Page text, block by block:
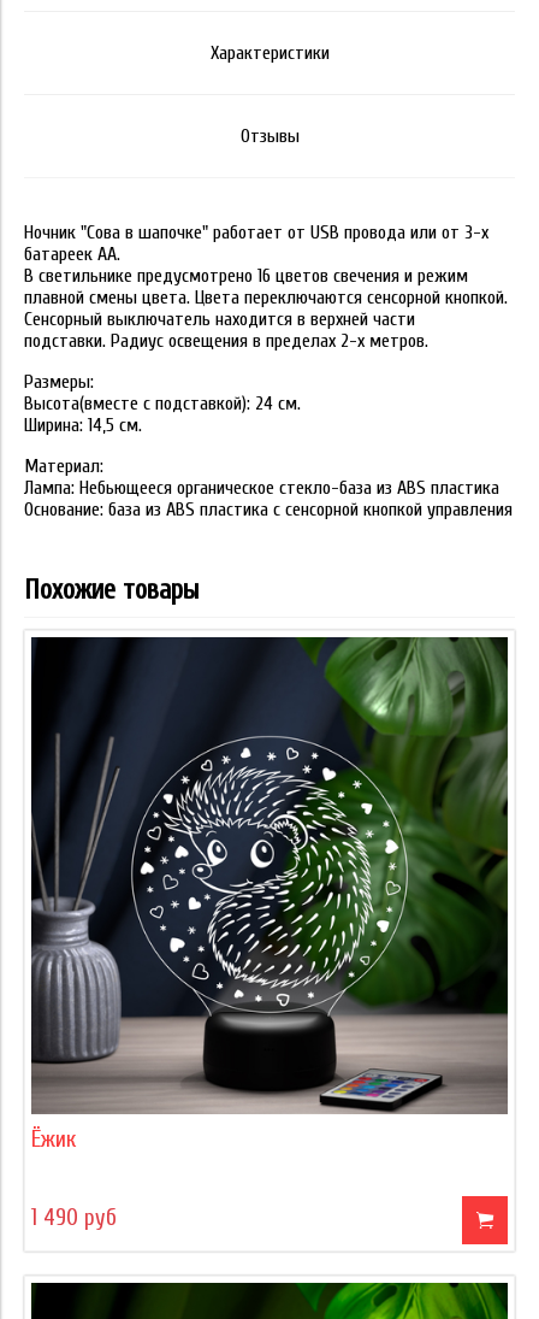
Характеристики
Отзывы
Ночник "Сова в шапочке" работает от USB провода или от 3-х
батареек АА.
В светильнике предусмотрено 16 цветов свечения и режим
плавной смены цвета. Цвета переключаются сенсорной кнопкой.
Сенсорный выключатель находится в верхней части
подставки. Радиус освещения в пределах 2-х метров.
Размеры:
Высота(вместе с подставкой): 24 см.
Ширина: 14,5 см.
Материал:
Лампа: Небьющееся органическое стекло-база из ABS пластика
Основание: база из ABS пластика с сенсорной кнопкой управления
Похожие товары
Ёжик
1 490 руб